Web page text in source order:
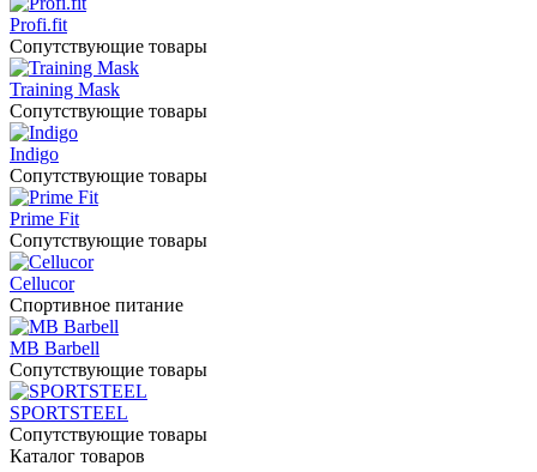
Profi.fit
Сопутствующие товары
Training Mask
Сопутствующие товары
Indigo
Сопутствующие товары
Prime Fit
Сопутствующие товары
Cellucor
Спортивное питание
MB Barbell
Сопутствующие товары
SPORTSTEEL
Сопутствующие товары
Каталог товаров